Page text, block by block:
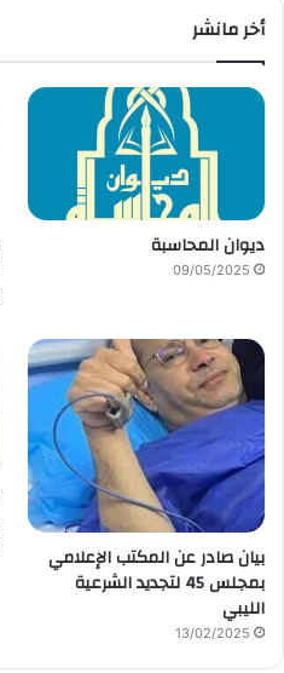
أخر مانشر
ديوان المحاسبة
09/05/2025
بيان صادر عن المكتب الإعلامي
بمجلس 45 لتجديد الشرعية
الليبي
13/02/2025